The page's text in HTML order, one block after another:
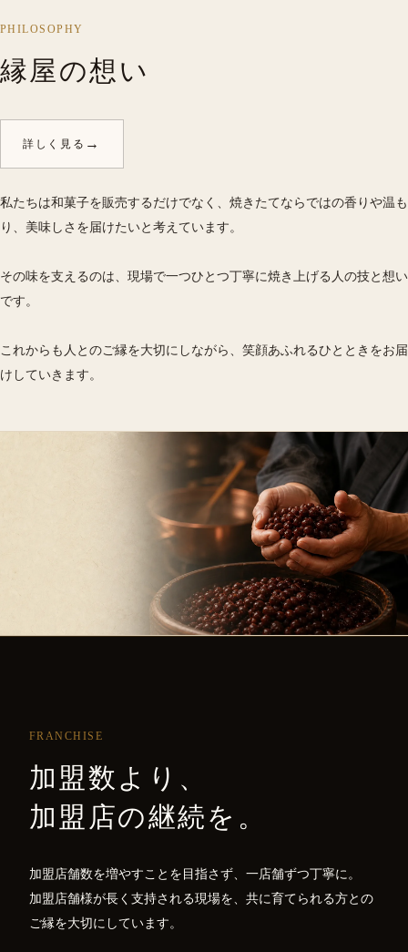
PHILOSOPHY
縁屋の想い
詳しく見る →
私たちは和菓子を販売するだけでなく、焼きたてならではの香りや温も
り、美味しさを届けたいと考えています。
その味を支えるのは、現場で一つひとつ丁寧に焼き上げる人の技と想い
です。
これからも人とのご縁を大切にしながら、笑顔あふれるひとときをお届
けしていきます。
FRANCHISE
加盟数より、
加盟店の継続を。
加盟店舗数を増やすことを目指さず、一店舗ずつ丁寧に。
加盟店舗様が長く支持される現場を、共に育てられる方との
ご縁を大切にしています。